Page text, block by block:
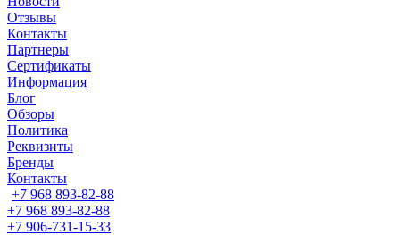
Отзывы
Контакты
Партнеры
Сертификаты
Информация
Блог
Обзоры
Политика
Реквизиты
Бренды
Контакты
+7 968 893-82-88
+7 968 893-82-88
+7 906-731-15-33